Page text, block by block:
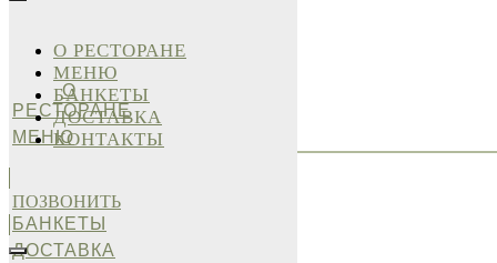
О
РЕСТОРАНЕ
МЕНЮ
БАНКЕТЫ
ДОСТАВКА
О РЕСТОРАНЕ
МЕНЮ
БАНКЕТЫ
ДОСТАВКА
КОНТАКТЫ
ПОЗВОНИТЬ